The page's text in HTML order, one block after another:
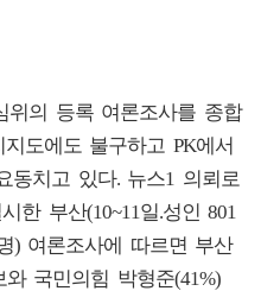
위의 등록 여론조사를 종합
도에도 불구하고 PK에서
동치고 있다. 뉴스1 의뢰로
한 부산(10~11일.성인 801
) 여론조사에 따르면 부산
국민의힘 박형준(41%)